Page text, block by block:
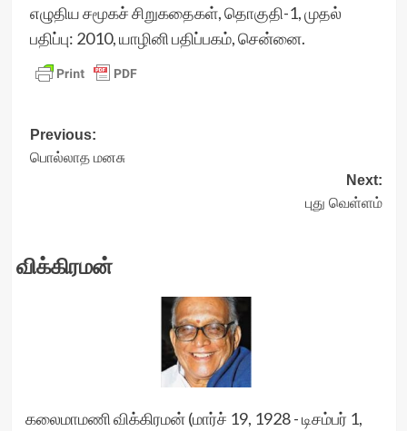
எழுதிய சமூகச் சிறுகதைகள், தொகுதி-1, முதல்
பதிப்பு: 2010, யாழினி பதிப்பகம், சென்னை.
Post
navigation
Previous:
பொல்லாத மனசு
Next:
புது வெள்ளம்
விக்கிரமன்
கலைமாமணி விக்கிரமன் (மார்ச் 19, 1928 - டிசம்பர் 1,